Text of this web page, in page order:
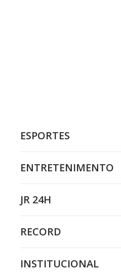
ESPORTES
ENTRETENIMENTO
JR 24H
RECORD
INSTITUCIONAL